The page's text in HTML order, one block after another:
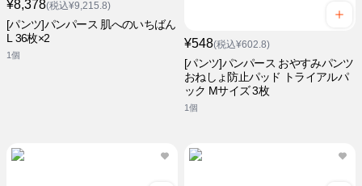
¥8,378(税込¥9,215.8)
[パンツ]パンパース 肌へのいちばん
L 36枚×2
1個
¥548(税込¥602.8)
[パンツ]パンパース おやすみパンツ
おねしょ防止パッド トライアルパ
ック Mサイズ 3枚
1個